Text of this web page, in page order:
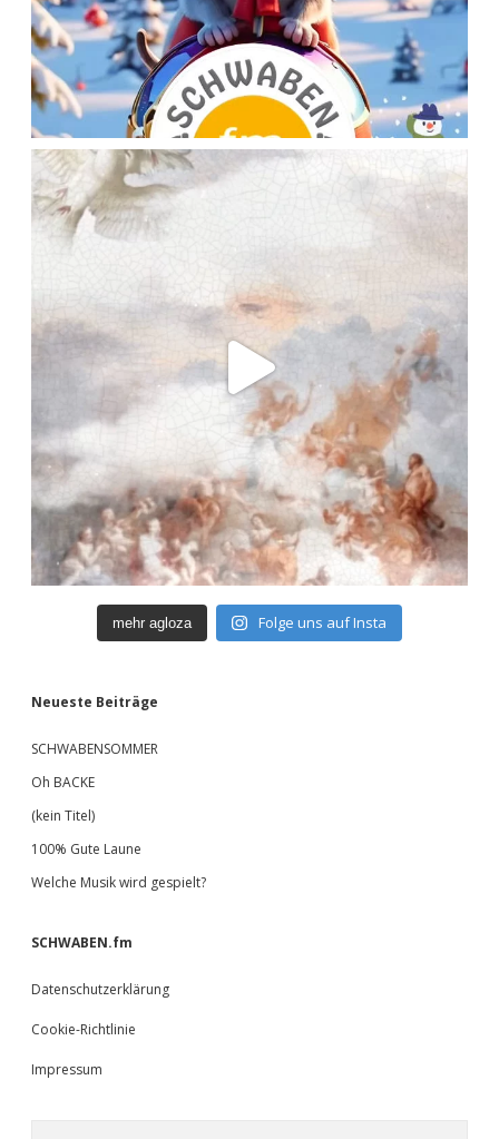
mehr agloza Folge uns auf Insta
Neueste Beiträge
SCHWABENSOMMER
Oh BACKE
(kein Titel)
100% Gute Laune
Welche Musik wird gespielt?
SCHWABEN.fm
Datenschutzerklärung
Cookie-Richtlinie
Impressum